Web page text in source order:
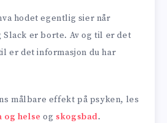
hodet egentlig sier når
Slack er borte. Av og til er det
er det informasjon du har
målbare effekt på psyken, les
helse og skogsbad.